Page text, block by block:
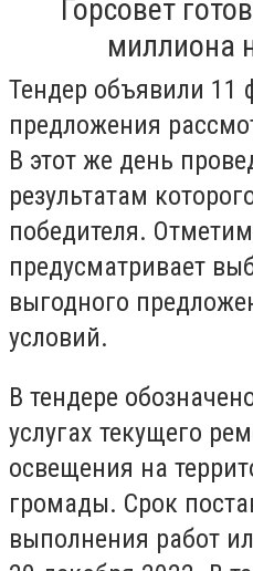
Горсовет
миллиона
Тендер объявили 11
предложения
В этот же день
результатам
победителя.
предусматривает
выгодного
условий.
В тендере
услугах текущего
освещения на
громады. Срок
выполнения работ